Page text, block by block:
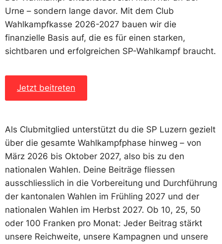
Urne – sondern lange davor. Mit dem Club
Wahlkampfkasse 2026-2027 bauen wir die
finanzielle Basis auf, die es für einen starken,
sichtbaren und erfolgreichen SP-Wahlkampf braucht.
Jetzt beitreten
Als Clubmitglied unterstützt du die SP Luzern gezielt
über die gesamte Wahlkampfphase hinweg – von
März 2026 bis Oktober 2027, also bis zu den
nationalen Wahlen. Deine Beiträge fliessen
ausschliesslich in die Vorbereitung und Durchführung
der kantonalen Wahlen im Frühling 2027 und der
nationalen Wahlen im Herbst 2027. Ob 10, 25, 50
oder 100 Franken pro Monat: Jeder Beitrag stärkt
unsere Reichweite, unsere Kampagnen und unsere